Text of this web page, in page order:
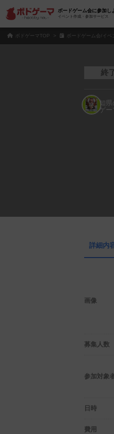
ボードゲーム会に参加し
イベント作成・参加サービス
ボドゲーマTOP ボードゲーム会/イベ
終
詳細内
画像
募集人数
参加対象
日時
費用